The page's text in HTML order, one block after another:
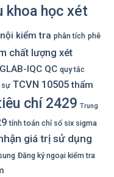
khoa học xét
nội kiểm tra phân tích phê
chất lượng xét
IQC QC quy tắc
sự TCVN 10505 thẩm
chí 2429 Trung
tính toán chỉ số six sigma
giá trị sử dụng
Đăng ký ngoại kiểm tra